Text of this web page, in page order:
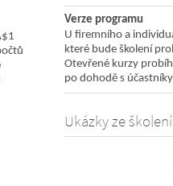
Verze programu
U firemního a
které bude školení
Otevřené kurzy
po dohodě s
Ukázky ze